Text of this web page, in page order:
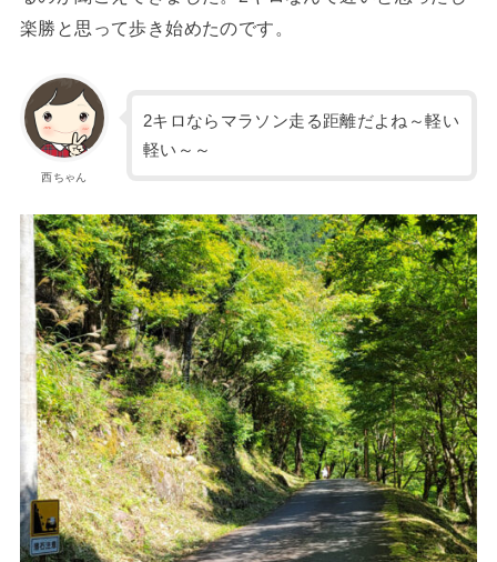
楽勝と思って歩き始めたのです。
西ちゃん
2キロならマラソン走る距離だよね～軽い
軽い～～